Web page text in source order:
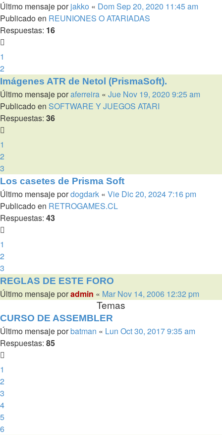
Último mensaje porjakko « Dom Sep 20, 2020 11:45 am
Publicado en REUNIONES O ATARIADAS
Respuestas: 16
1
2
Imágenes ATR de Netol (PrismaSoft).
Último mensaje poraferreira « Jue Nov 19, 2020 9:25 am
Publicado en SOFTWARE Y JUEGOS ATARI
Respuestas: 36
1
2
3
Los casetes de Prisma Soft
Último mensaje pordogdark « Vie Dic 20, 2024 7:16 pm
Publicado en RETROGAMES.CL
Respuestas: 43
1
2
3
REGLAS DE ESTE FORO
Último mensaje poradmin « Mar Nov 14, 2006 12:32 pm
Temas
CURSO DE ASSEMBLER
Último mensaje porbatman « Lun Oct 30, 2017 9:35 am
Respuestas: 85
1
2
3
4
5
6